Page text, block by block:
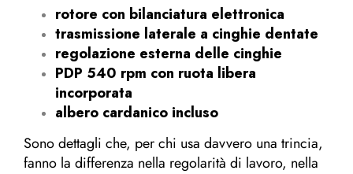
rotore con bilanciatura elettronica
trasmissione laterale a cinghie dentate
regolazione esterna delle cinghie
PDP 540 rpm con ruota libera
incorporata
albero cardanico incluso
Sono dettagli che, per chi usa davvero una trincia,
fanno la differenza nella regolarità di lavoro, nella